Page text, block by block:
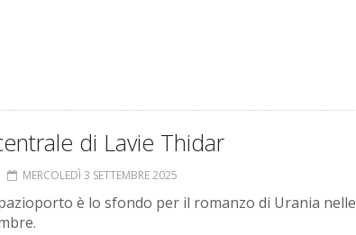
di Lavie Thidar
MERCOLEDÌ 3 SETTEMBRE 2025
è lo sfondo per il romanzo di Urania nelle